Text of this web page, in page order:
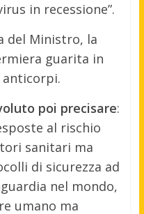
in recessione”.
del Ministro, la
guarita in
anticorpi.
poi precisare:
al rischio
sanitari ma
di sicurezza ad
nel mondo,
umano ma